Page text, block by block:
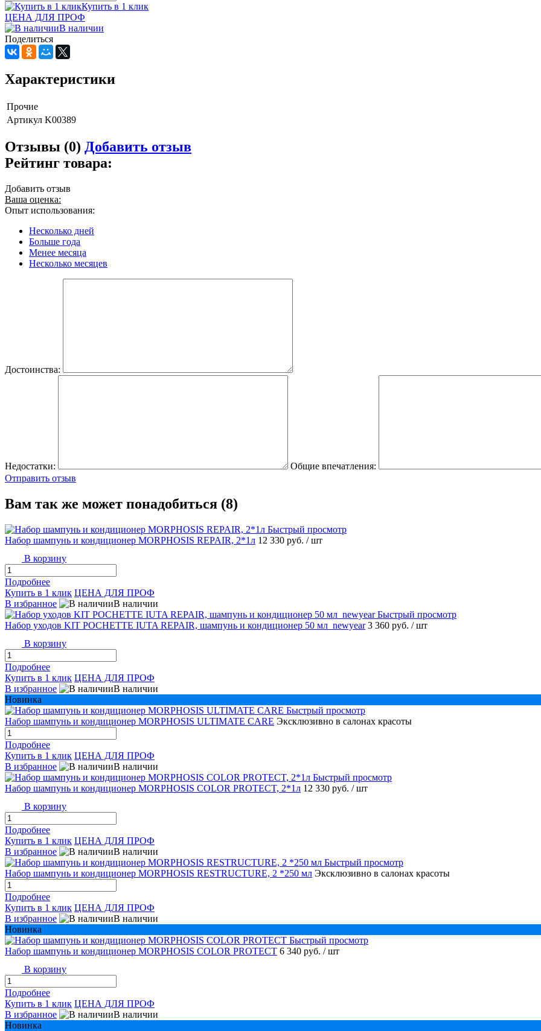
Купить в 1 клик
ЦЕНА ДЛЯ ПРОФ
В наличии
Поделиться
Характеристики
Прочие
Артикул K00389
Отзывы (0) Добавить отзыв
Рейтинг товара:
Добавить отзыв
Ваша оценка:
Опыт использования:
Несколько дней
Больше года
Менее месяца
Несколько месяцев
Достоинства:
Недостатки: Общие впечатления:
Отправить отзыв
Вам так же может понадобиться (8)
Быстрый просмотр
Набор шампунь и кондиционер MORPHOSIS REPAIR, 2*1л 12 330 руб. / шт
В корзину
Подробнее
Купить в 1 клик ЦЕНА ДЛЯ ПРОФ
В избранное
В наличии
Быстрый просмотр
Набор уходов KIT POCHETTE IUTA REPAIR, шампунь и кондиционер 50 мл_newyear 3 360 руб. / шт
В корзину
Подробнее
Купить в 1 клик ЦЕНА ДЛЯ ПРОФ
В избранное
В наличии
Новинка
Быстрый просмотр
Набор шампунь и кондиционер MORPHOSIS ULTIMATE CARE Эксклюзивно в салонах красоты
Подробнее
Купить в 1 клик ЦЕНА ДЛЯ ПРОФ
В избранное
В наличии
Быстрый просмотр
Набор шампунь и кондиционер MORPHOSIS COLOR PROTECT, 2*1л 12 330 руб. / шт
В корзину
Подробнее
Купить в 1 клик ЦЕНА ДЛЯ ПРОФ
В избранное
В наличии
Быстрый просмотр
Набор шампунь и кондиционер MORPHOSIS RESTRUCTURE, 2 *250 мл Эксклюзивно в салонах красоты
Подробнее
Купить в 1 клик ЦЕНА ДЛЯ ПРОФ
В избранное
В наличии
Новинка
Быстрый просмотр
Набор шампунь и кондиционер MORPHOSIS COLOR PROTECT 6 340 руб. / шт
В корзину
Подробнее
Купить в 1 клик ЦЕНА ДЛЯ ПРОФ
В избранное
В наличии
Новинка